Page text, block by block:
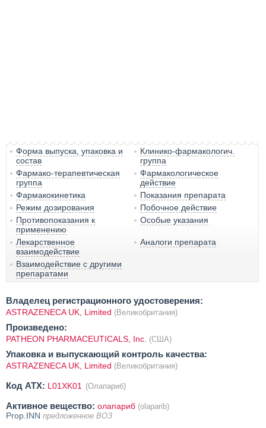
Форма выпуска, упаковка и
состав
Клинико-фармакологич.
группа
Фармако-терапевтическая
группа
Фармакологическое
действие
Фармакокинетика
Показания препарата
Режим дозирования
Побочное действие
Противопоказания к
применению
Особые указания
Лекарственное
взаимодействие
Аналоги препарата
Взаимодействие с другими
препаратами
Владелец регистрационного удостоверения:
ASTRAZENECA UK, Limited (Великобритания)
Произведено:
PATHEON PHARMACEUTICALS, Inc. (США)
Упаковка и выпускающий контроль качества:
ASTRAZENECA UK, Limited (Великобритания)
Код ATX: L01XK01 (Олапариб)
Активное вещество: олапариб (olaparib)
Prop.INN предложенное ВОЗ